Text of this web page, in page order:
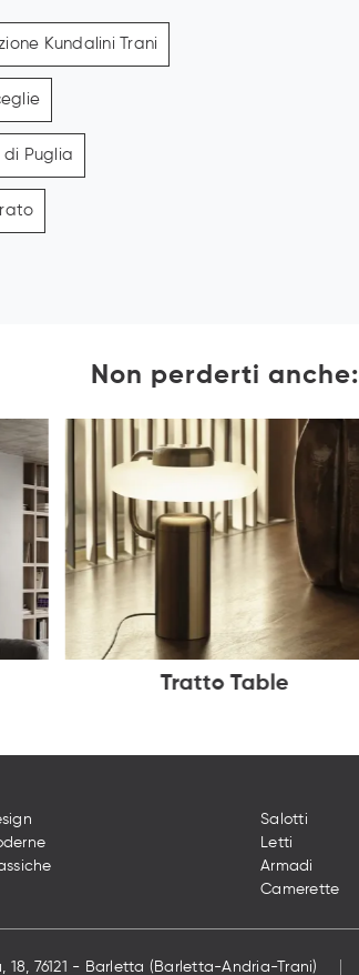
Kundalini Trani
di Puglia
Non perderti anche:
Tratto Table
Salotti
Letti
Armadi
Camerette
18, 76121 - Barletta (Barletta-Andria-Trani)